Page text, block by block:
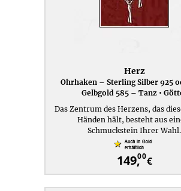
Herz
Ohrhaken – Sterling Silber 925
Gelbgold 585 – Tanz •
Das Zentrum des Herzens, das
Händen hält, besteht aus
Schmuckstein Ihrer Wahl.
149,00€